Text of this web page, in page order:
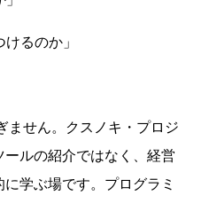
るのか」
ません。クスノキ・プロジ
ルの紹介ではなく、経営
学ぶ場です。プログラミ